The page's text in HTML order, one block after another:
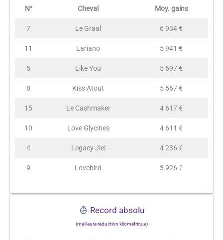
N° Cheval Moy. gains
7 Le Graal 6 934 €
11 Lariano 5 941 €
5 Like You 5 697 €
8 Kiss Atout 5 567 €
15 Le Cashmaker 4 617 €
10 Love Glycines 4 611 €
4 Legacy Jiel 4 236 €
9 Lovebird 3 926 €
Record absolu
(meilleure réduction kilométrique)